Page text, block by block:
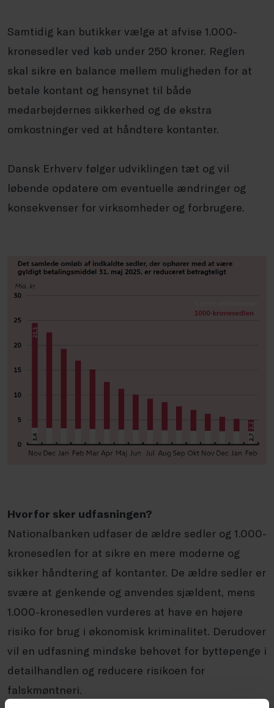
Samtidig kan butikker vælge at afvise 1.000-
kronesedler ved køb under 250 kroner. Reglen
skal sikre en balance mellem muligheden for at
betale kontant og hensynet til både
medarbejdernes sikkerhed og de ekstra
omkostninger ved at håndtere kontanter.
Dansk Erhverv følger udviklingen tæt og vil
løbende opdatere om eventuelle ændringer og
konsekvenser for virksomheder og forbrugere.
Hvorfor sker udfasningen?
Nationalbanken udfaser de ældre sedler og 1.000-
kronesedlen for at sikre en mere moderne og
sikker håndtering af kontanter. De ældre sedler er
svære at genkende og anvendes sjældent, mens
1.000-kronesedlen vurderes at have en højere
risiko for brug i økonomisk kriminalitet. Derudover
vil en udfasning mindske behovet for byttepenge i
detailhandlen og reducere risikoen for
falskmøntneri.